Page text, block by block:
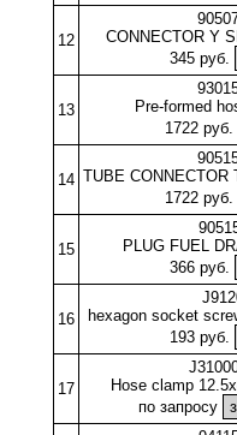
12
CONNECTOR Y
345 руб.
13
Pre-formed
1722 руб.
14 TUBE CONNECTOR
1722 руб.
15
PLUG FUEL
366 руб.
16
hexagon socket
193 руб.
17
Hose clamp
по запросу